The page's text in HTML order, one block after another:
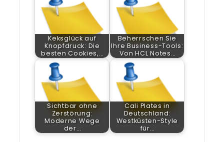
Keksglück auf
Knopfdruck: Die
besten Cookies,…
Beherrschen Sie
Ihre Business-Tools:
Von HCL Notes…
Sichtbar ohne
Zerstörung:
Moderne Wege
der…
Cali Plates in
Deutschland:
Westküsten-Style
für…